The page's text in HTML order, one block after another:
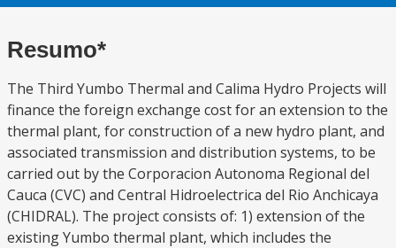
Resumo*
The Third Yumbo Thermal and Calima Hydro Projects will
finance the foreign exchange cost for an extension to the
thermal plant, for construction of a new hydro plant, and
associated transmission and distribution systems, to be
carried out by the Corporacion Autonoma Regional del
Cauca (CVC) and Central Hidroelectrica del Rio Anchicaya
(CHIDRAL). The project consists of: 1) extension of the
existing Yumbo thermal plant, which includes the